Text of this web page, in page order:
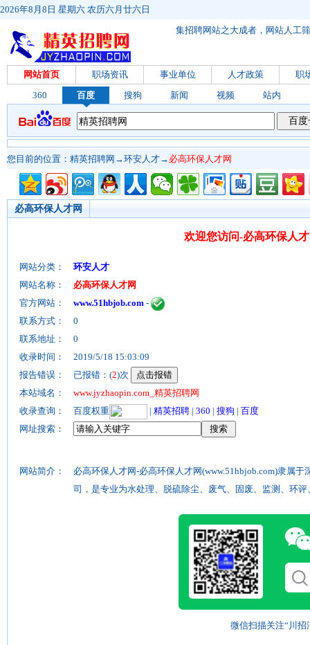
2026年8月8日 星期六 农历六月廿六日
集招聘网站之大成者，网站人工
网站首页 职场资讯 事业单位 人才政策
职
360
百度 搜狗 新闻 视频 站内
您目前的位置： 精英招聘网 →环安人才→ 必高环保人才网
必高环保人才网
欢迎您访问-必高环保人
网站分类：
环安人才
网站名称：
必高环保人才网
官方网站：
www.51hbjob.com -
联系方式：
0
联系地址：
0
收录时间：
2019/5/18 15:03:09
报告错误：
已报错：(2)次
本站域名：
www.jyzhaopin.com_精英招聘网
收录查询：
百度权重 | 精英招聘 | 360 | 搜狗 | 百度
网址搜索：
网站简介：
必高环保人才网-必高环保人才网(www.51hbjob.com)隶属
司，是专业为水处理、脱硫除尘、废气、固废、监测、环
微信扫描关注“川招